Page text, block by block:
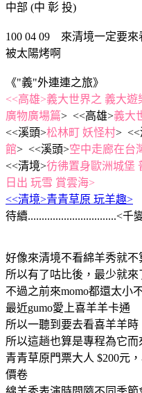
中部 (中 彰 投)
100 04 09 來清境一定要來
被太陽烤啊
《"義"外連連之旅》
<<高雄>義大世界之 義大遊
廣物廣場篇> <<高雄>義大
<<溪頭>松林町 妖怪村> <<
館> <<溪頭>空中走廊在台
<<清境>彷彿置身歐洲城堡
日出 玩雪 賞雲海>
<<清境>青青草原 玩羊趣>
待續................................<
好像來清境不看綿羊秀就
所以有了咕比後，最少就來
不過之前來momo都還太小
最近gumo愛上喜羊羊卡通
所以一聽到要去看喜羊羊
所以這趟也算是專程為它而
青青草原門票大人 $200元
價卷